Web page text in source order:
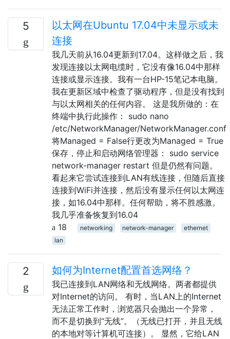
5
以太网在Ubuntu 17.04中未显示或未
连接
我几天前从16.04更新到17.04。这样做之后，我
发现连接以太网电缆时，它没有像16.04中那样
连接或显示连接。我有一台HP-15笔记本电脑。
我在更新区域中检查了驱动程序，但是没有找到
与以太网相关的任何内容。 这是我所做的：在
终端中执行此操作： sudo nano
/etc/NetworkManager/NetworkManager.conf
将Managed = False行更改为Managed = True
保存，停止和启动网络管理器： sudo service
network-manager restart 但是仍然有问题。
看起来它尝试连接到LAN有线连接，但随后直接
连接到WiFi并连接，然后没有显示任何以太网连
接，如16.04中那样。任何帮助，将不胜感激。
我几乎准备恢复到16.04
18
networking network-manager
ethernet
lan
2 如何为Internet配置首选网络？
我已连接到LAN网络和无线网络。两者都提供
对Internet的访问。 有时，当LAN上的Internet
无法正常工作时，浏览器只会抛出一个异常，
而不是切换到“无线”。（无线已打开，并且无线
的本地对等计算机可连接）。 显然，它给LAN